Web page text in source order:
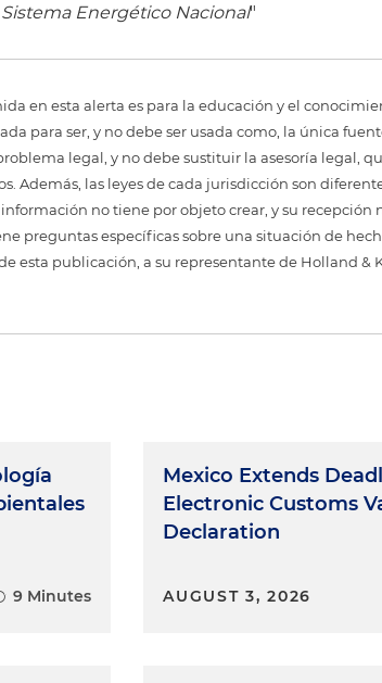
Energético Nacional"
en esta alerta es para la educación y el
para ser, y no debe ser usada como, la única
legal, y no debe sustituir la asesoría legal,
Además, las leyes de cada jurisdicción son
no tiene por objeto crear, y su recepción
preguntas específicas sobre una situación de
esta publicación, a su representante de Holland &
9 Minutes
Mexico Extends
Electronic Customs
Declaration
AUGUST 3, 2026